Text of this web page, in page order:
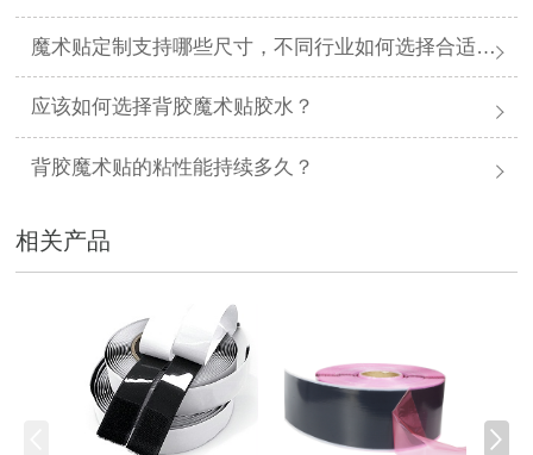
魔术贴定制支持哪些尺寸，不同行业如何选择合适规格？
应该如何选择背胶魔术贴胶水？
背胶魔术贴的粘性能持续多久？
相关产品